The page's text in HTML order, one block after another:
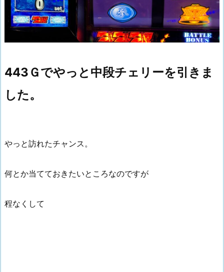
443Ｇでやっと中段チェリーを引きま
した。
やっと訪れたチャンス。
何とか当てておきたいところなのですが
程なくして